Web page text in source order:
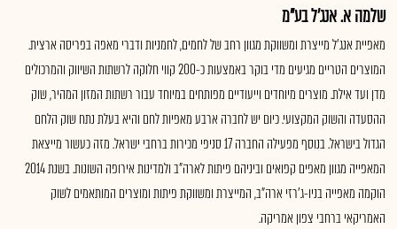
שלמה א. אנג'ל בע"מ
מאפיית אנג'ל מייצרת ומשווקת מגוון רחב של לחמים, לחמניות ודברי מאפה בפריסה ארצית.
המוצרים הטריים מגיעים מדי בוקר באמצעות כ-200 קווי חלוקה לרשתות השיווק והמרכולים
מדן ועד אילת. מוצרים מיוחדים וייעודיים מפותחים במיוחד עבור רשתות המזון המהיר, שוק
ההסעדה והשוק המקצועי. כיום יש לחברה ארבע מאפיות לחם והיא בעלת נתח שוק הלחם
הגדול בישראל. בנוסף מפעילה החברה 17 סניפי מכירות ברחבי ישראל. מזה כעשור מייצאת
המאפייה מגוון מאפים קפואים וביניהם פיתות לארה"ב ולמדינות אירופה השונות. בשנת 2014
הוקמה מאפייה בניו-ג'רזי ארה"ב, המייצרת ומשווקת פיתות ומוצרים המותאמים לשוק
האמריקאי ברחבי צפון אמריקה.